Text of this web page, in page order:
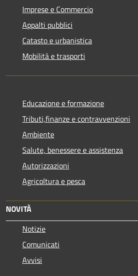
Imprese e Commercio
Appalti pubblici
Catasto e urbanistica
Mobilità e trasporti
Educazione e formazione
Tributi,finanze e contravvenzioni
Ambiente
Salute, benessere e assistenza
Autorizzazioni
Agricoltura e pesca
NOVITÀ
Notizie
Comunicati
Avvisi